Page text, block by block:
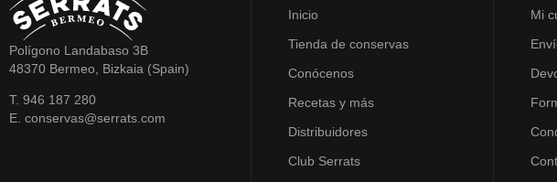
Polígono Landabaso 3B
48370 Bermeo, Bizkaia (Spain)
T. 946 187 280
E. conservas@serrats.com
Inicio
Tienda de conservas
Conócenos
Recetas y más
Distribuidores
Club Serrats
Mi